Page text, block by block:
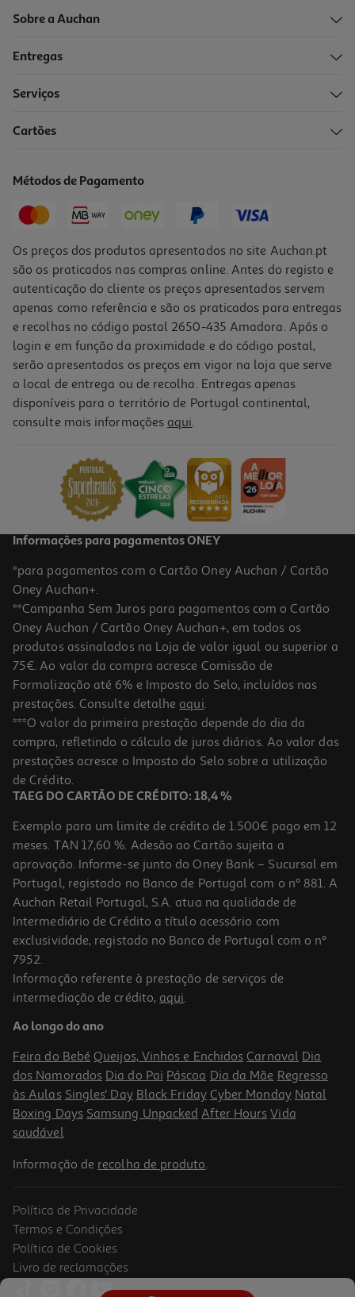
Jogo Ps4 Mortal Kombat 11
29,89 €
Jogo Ps4 Lego Star Wars Skywalker Saga
24.89 €/un
24,89 €
Tapete De Rato Gaming Qilive 864363
7.99 €/un
7,99 €
Jogo Ps5 Lego Star Wars Skywalker Saga
Sobre a Auchan
Entregas
Serviços
Cartões
Métodos de Pagamento
Os preços dos produtos apresentados no site Auchan.pt
são os praticados nas compras online. Antes do registo e
autenticação do cliente os preços apresentados servem
apenas como referência e são os praticados para entregas
e recolhas no código postal 2650-435 Amadora. Após o
login e em função da proximidade e do código postal,
serão apresentados os preços em vigor na loja que serve
o local de entrega ou de recolha. Entregas apenas
disponíveis para o território de Portugal continental,
consulte mais informações aqui.
Informações para pagamentos ONEY
*para pagamentos com o Cartão Oney Auchan / Cartão
Oney Auchan+.
**Campanha Sem Juros para pagamentos com o Cartão
Oney Auchan / Cartão Oney Auchan+, em todos os
produtos assinalados na Loja de valor igual ou superior a
75€. Ao valor da compra acresce Comissão de
Formalização até 6% e Imposto do Selo, incluídos nas
prestações. Consulte detalhe aqui.
***O valor da primeira prestação depende do dia da
compra, refletindo o cálculo de juros diários. Ao valor das
prestações acresce o Imposto do Selo sobre a utilização
de Crédito.
TAEG DO CARTÃO DE CRÉDITO: 18,4 %
Exemplo para um limite de crédito de 1.500€ pago em 12
meses. TAN 17,60 %. Adesão ao Cartão sujeita a
aprovação. Informe-se junto do Oney Bank – Sucursal em
Portugal, registado no Banco de Portugal com o nº 881. A
Auchan Retail Portugal, S.A. atua na qualidade de
Intermediário de Crédito a título acessório com
exclusividade, registado no Banco de Portugal com o nº
7952.
Informação referente à prestação de serviços de
intermediação de crédito, aqui.
Ao longo do ano
Feira do Bebé Queijos, Vinhos e Enchidos Carnaval Dia
dos Namorados Dia do Pai Páscoa Dia da Mãe Regresso
às Aulas Singles' Day Black Friday Cyber Monday Natal
Boxing Days Samsung Unpacked After Hours Vida
saudável
Informação de recolha de produto.
Política de Privacidade
Termos e Condições
Política de Cookies
Livro de reclamações